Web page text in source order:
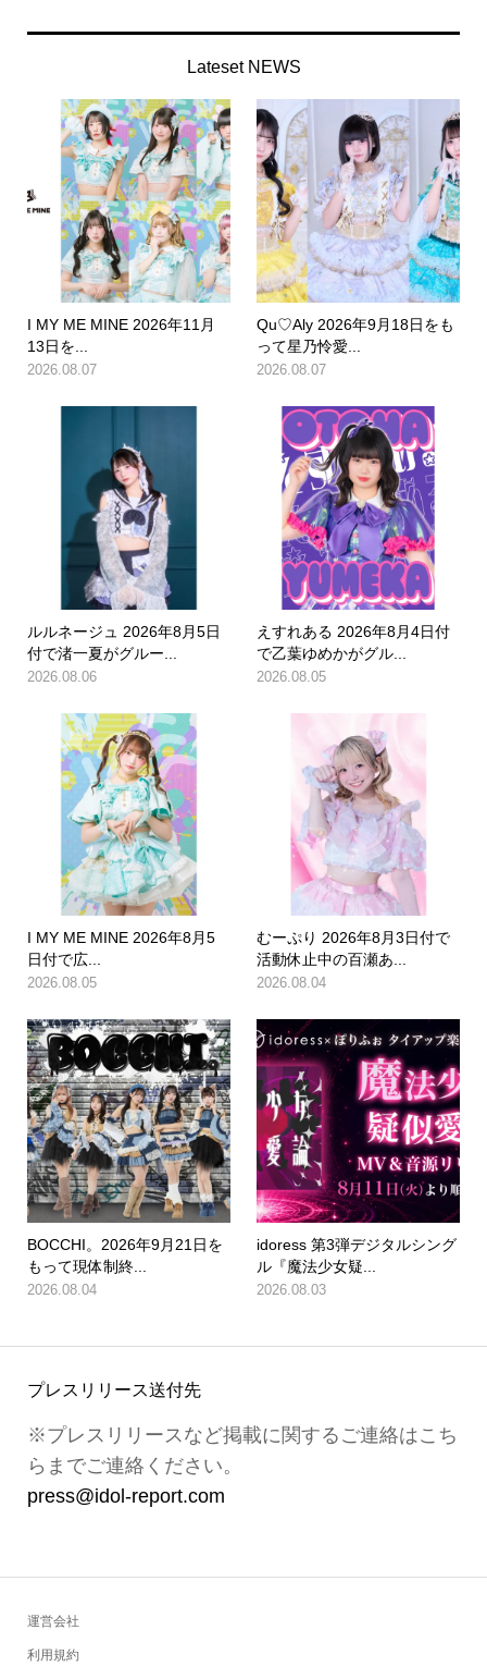
Lateset NEWS
I MY ME MINE 2026年11月
13日を...
2026.08.07
Qu♡Aly 2026年9月18日をも
って星乃怜愛...
2026.08.07
ルルネージュ 2026年8月5日
付で渚一夏がグルー...
2026.08.06
えすれある 2026年8月4日付
で乙葉ゆめかがグル...
2026.08.05
I MY ME MINE 2026年8月5
日付で広...
2026.08.05
むーぷり 2026年8月3日付で
活動休止中の百瀬あ...
2026.08.04
BOCCHI。2026年9月21日を
もって現体制終...
2026.08.04
idoress 第3弾デジタルシング
ル『魔法少女疑...
2026.08.03
プレスリリース送付先
※プレスリリースなど掲載に関するご連絡はこち
らまでご連絡ください。
press@idol-report.com
運営会社
利用規約